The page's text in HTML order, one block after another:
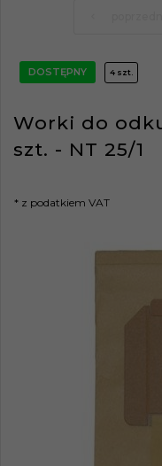
DOSTĘPNY 4 szt.
Worki do
szt. - NT 25/1
* z podatkiem VAT